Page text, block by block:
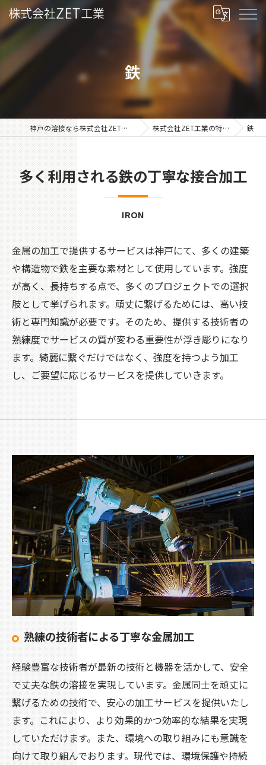
鉄
神戸の溶接なら株式会社ZET工業 株式会社ZET工業の特徴 鉄
多く利用される鉄の丁寧な接合加工
IRON
金属の加工で提供するサービスは神戸にて、多くの建築
や構造物で鉄を主要な素材として使用しています。強度
が高く、長持ちする点で、多くのプロジェクトでの選択
肢として挙げられます。頑丈に繋げるためには、高い技
術と専門知識が必要です。そのため、提供する技術者の
熟練度でサービスの質が変わる重要性が浮き彫りになり
ます。綺麗に繋ぐだけではなく、強度を持つよう加工
し、ご要望に応じるサービスを提供していきます。
熟練の技術者による丁寧な金属加工
経験豊富な技術者が最新の技術と機器を活かして、安全
で丈夫な鉄の溶接を実現しています。金属同士を頑丈に
繋げるための技術で、安心の加工サービスを提供いたし
ます。これにより、より効果的かつ効率的な結果を実現
していただけます。また、環境への取り組みにも意識を
向けて取り組んでおります。現代では、環境保護や持続